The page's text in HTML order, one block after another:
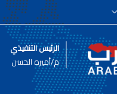
الرئيس التنفيذي
م/أميره الحسن